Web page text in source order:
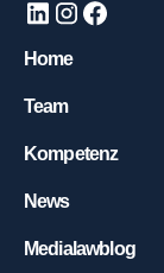
Home
Team
Kompetenz
News
Medialawblog